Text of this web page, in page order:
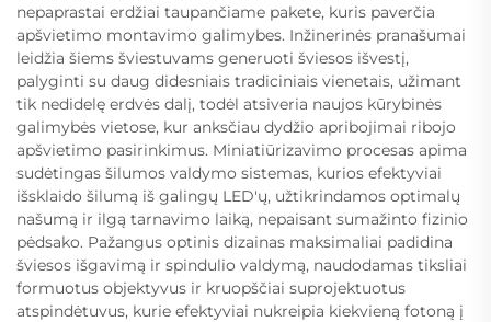
nepaprastai erdžiai taupančiame pakete, kuris paverčia
apšvietimo montavimo galimybes. Inžinerinės pranašumai
leidžia šiems šviestuvams generuoti šviesos išvestį,
palyginti su daug didesniais tradiciniais vienetais, užimant
tik nedidelę erdvės dalį, todėl atsiveria naujos kūrybinės
galimybės vietose, kur anksčiau dydžio apribojimai ribojo
apšvietimo pasirinkimus. Miniatiūrizavimo procesas apima
sudėtingas šilumos valdymo sistemas, kurios efektyviai
išsklaido šilumą iš galingų LED'ų, užtikrindamos optimalų
našumą ir ilgą tarnavimo laiką, nepaisant sumažinto fizinio
pėdsako. Pažangus optinis dizainas maksimaliai padidina
šviesos išgavimą ir spindulio valdymą, naudodamas tiksliai
formuotus objektyvus ir kruopščiai suprojektuotus
atspindėtuvus, kurie efektyviai nukreipia kiekvieną fotoną į